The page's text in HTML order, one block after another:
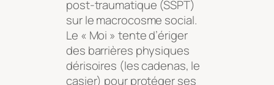
post-traumatique (SSPT)
sur le macrocosme social.
Le « Moi » tente d’ériger
des barrières physiques
dérisoires (les cadenas, le
casier) pour protéger ses